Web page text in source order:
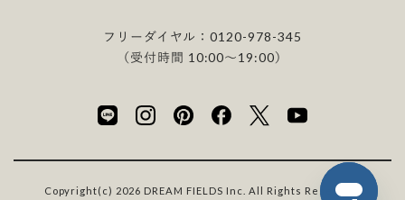
フリーダイヤル：0120-978-345
（受付時間 10:00〜19:00）
Copyright(c) 2026 DREAM FIELDS Inc. All Rights Reserved.